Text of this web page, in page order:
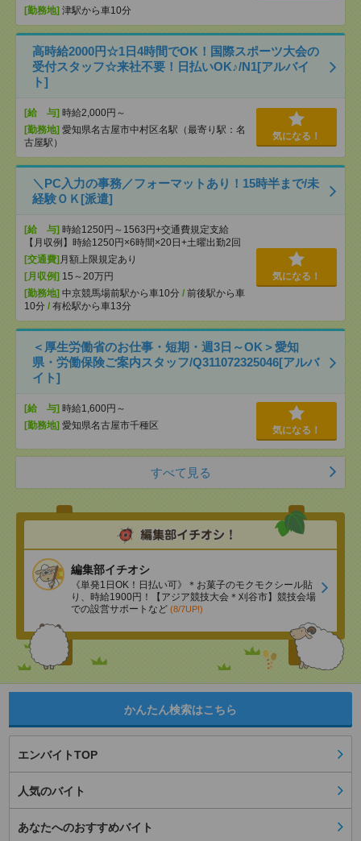
[勤務地] 津駅から車10分
高時給2000円☆1日4時間でOK！国際スポーツ大会の
受付スタッフ☆来社不要！日払いOK♪/N1[アルバイ
ト]
[給 与] 時給2,000円～
[勤務地] 愛知県名古屋市中村区名駅（最寄り駅：名
古屋駅）
気になる！
＼PC入力の事務／フォーマットあり！15時半まで/未
経験ＯＫ[派遣]
[給 与] 時給1250円～1563円+交通費規定支給
【月収例】時給1250円×6時間×20日+土曜出勤2回
[交通費] 月額上限規定あり
[月収例] 15～20万円
[勤務地] 中京競馬場前駅から車10分 / 前後駅から車
10分 / 有松駅から車13分
気になる！
＜厚生労働省のお仕事・短期・週3日～OK＞愛知
県・労働保険ご案内スタッフ/Q311072325046[アルバ
イト]
[給 与] 時給1,600円～
[勤務地] 愛知県名古屋市千種区 気になる！
すべて見る
編集部イチオシ
《単発1日OK！日払い可》＊お菓子のモクモクシール貼
り、時給1900円！【アジア競技大会＊刈谷市】競技会場
での設営サポートなど (8/7UP!)
かんたん検索はこちら
エンバイトTOP
人気のバイト
あなたへのおすすめバイト